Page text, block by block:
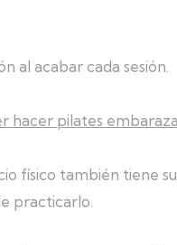
al acabar cada sesión.
hacer pilates
físico también tiene
practicarlo.